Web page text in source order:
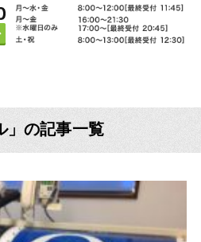
」の記事一覧